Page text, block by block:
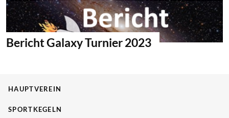
BOGENSCHIESSEN
Bericht Galaxy Turnier 2023
HAUPTVEREIN
SPORTKEGELN